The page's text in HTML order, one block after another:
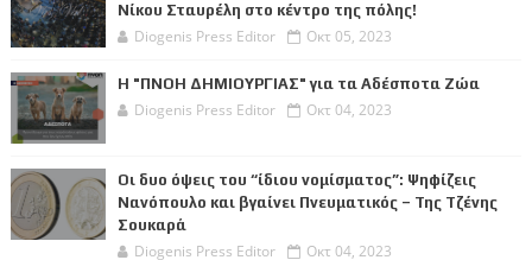
Νίκου Σταυρέλη στο κέντρο της πόλης!
Diogenis Press Editor Οκτ 05, 2023
Η "ΠΝΟΗ ΔΗΜΙΟΥΡΓΙΑΣ" για τα Αδέσποτα Ζώα
Diogenis Press Editor Οκτ 04, 2023
Οι δυο όψεις του “ίδιου νομίσματος”: Ψηφίζεις
Νανόπουλο και βγαίνει Πνευματικός – Της Τζένης
Σουκαρά
Diogenis Press Editor Οκτ 04, 2023